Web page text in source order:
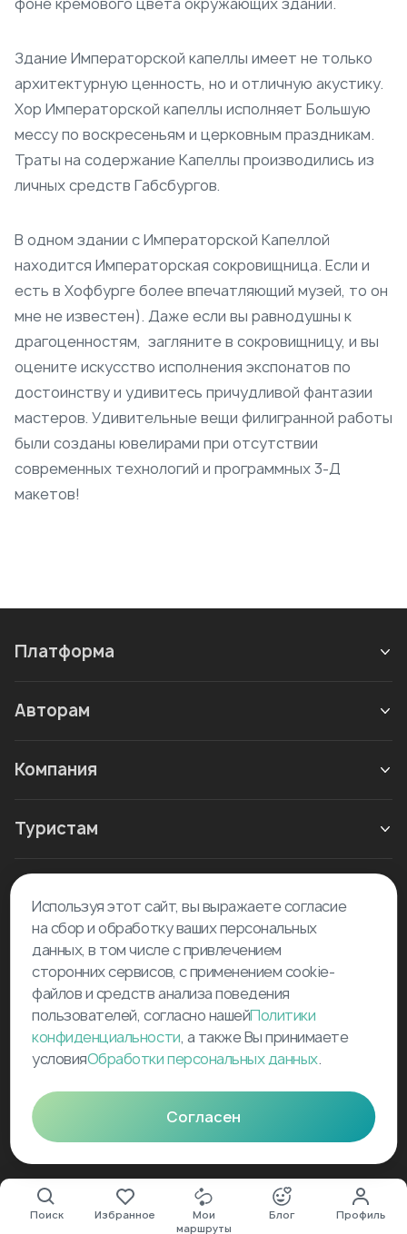
Поиск Избранное
Мои
маршруты
Блог Профиль
Здание Императорской капеллы имеет не только
архитектурную ценность, но и отличную акустику.
Хор Императорской капеллы исполняет Большую
мессу по воскресеньям и церковным праздникам.
Траты на содержание Капеллы производились из
личных средств Габсбургов.
В одном здании с Императорской Капеллой
находится Императорская сокровищница. Если и
есть в Хофбурге более впечатляющий музей, то он
мне не известен). Даже если вы равнодушны к
драгоценностям, загляните в сокровищницу, и вы
оцените искусство исполнения экспонатов по
достоинству и удивитесь причудливой фантазии
мастеров. Удивительные вещи филигранной работы
были созданы ювелирами при отсутствии
современных технологий и программных 3-Д
макетов!
Платформа
Авторам
Компания
Туристам
Новое в блоге
©2026Tourselfer
support@tourselfer.com
Карта сайта
Используя этот сайт, вы выражаете согласие
на сбор и обработку ваших персональных
данных, в том числе с привлечением
сторонних сервисов, с применением cookie-
файлов и средств анализа поведения
пользователей, согласно нашейПолитики
конфиденциальности, а также Вы принимаете
условияОбработки персональных данных.
Согласен